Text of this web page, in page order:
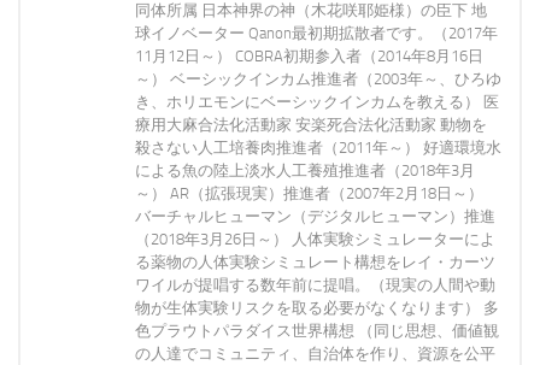
同体所属 日本神界の神（木花咲耶姫様）の臣下 地
球イノベーター Qanon最初期拡散者です。（2017年
11月12日～） COBRA初期参入者（2014年8月16日
～） ベーシックインカム推進者（2003年～、ひろゆ
き、ホリエモンにベーシックインカムを教える） 医
療用大麻合法化活動家 安楽死合法化活動家 動物を
殺さない人工培養肉推進者（2011年～） 好適環境水
による魚の陸上淡水人工養殖推進者（2018年3月
～） AR（拡張現実）推進者（2007年2月18日～）
バーチャルヒューマン（デジタルヒューマン）推進
（2018年3月26日～） 人体実験シミュレーターによ
る薬物の人体実験シミュレート構想をレイ・カーツ
ワイルが提唱する数年前に提唱。（現実の人間や動
物が生体実験リスクを取る必要がなくなります） 多
色プラウトパラダイス世界構想 （同じ思想、価値観
の人達でコミュニティ、自治体を作り、資源を公平